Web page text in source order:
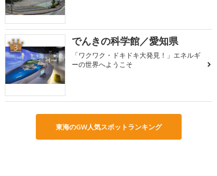
3 でんきの科学館／愛知県
「ワクワク・ドキドキ大発見！」エネルギ
ーの世界へようこそ
東海のGW人気スポットランキング